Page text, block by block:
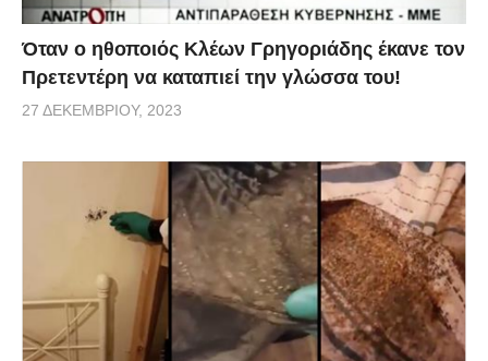
Όταν ο ηθοποιός Κλέων Γρηγοριάδης έκανε τον
Πρετεντέρη να καταπιεί την γλώσσα του!
27 ΔΕΚΕΜΒΡΊΟΥ, 2023